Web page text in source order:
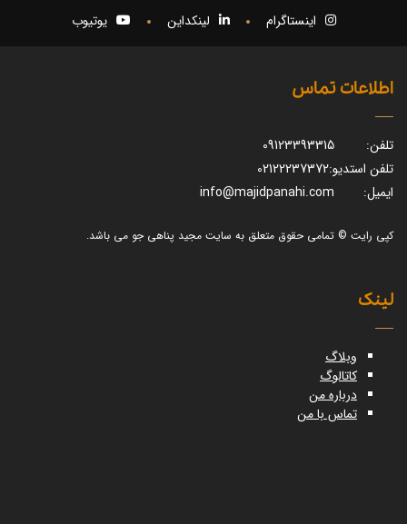
اینستاگرام لینکداین یوتیوب
اطلاعات تماس
تلفن:
09123393315
تلفن استدیو:02122237372
ایمیل:
info@majidpanahi.com
کپی رایت © تمامی حقوق متعلق به سایت مجید پناهی جو می باشد.
لینک
وبلاگ
کاتالوگ
درباره من
تماس با من